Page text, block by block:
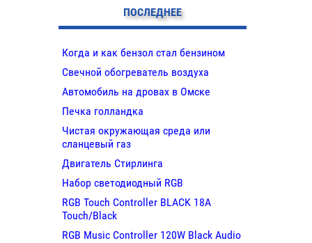
ПОСЛЕДНЕЕ
Когда и как бензол стал бензином
Свечной обогреватель воздуха
Автомобиль на дровах в Омске
Печка голландка
Чистая окружающая среда или
сланцевый газ
Двигатель Стирлинга
Набор светодиодный RGB
RGB Touch Controller BLACK 18A
Touch/Black
RGB Music Controller 120W Black Audio